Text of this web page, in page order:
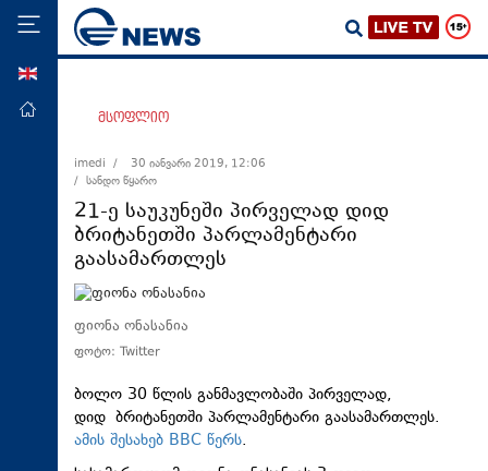
მთავარი
ეკონომიკა
მსოფლიო
ჯანდაცვა
საზოგადოება
სამართალი
რეგიონი
კულტურა
მსოფლიო
imedi /
30 იანვარი 2019, 12:06
/ სანდო წყარო
21-ე საუკუნეში პირველად დიდ
ბრიტანეთში პარლამენტარი
გაასამართლეს
ფიონა ონასანია
ფოტო: Twitter
ბოლო 30 წლის განმავლობაში პირველად,
დიდ ბრიტანეთში პარლამენტარი გაასამართლეს.
ამის შესახებ BBC წერს.